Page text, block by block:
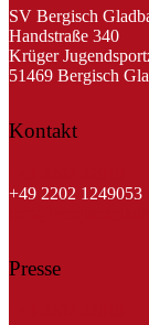
SV Bergisch
Handstraße 340
Krüger
51469 Bergisch
Kontakt
+49 2202 1249053
Presse